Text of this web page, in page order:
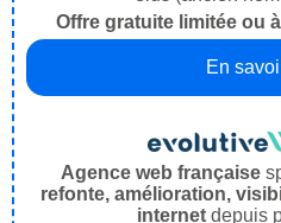
Offre gratuite limitée ou
En
Agence web française
refonte, amélioration,
internet depuis